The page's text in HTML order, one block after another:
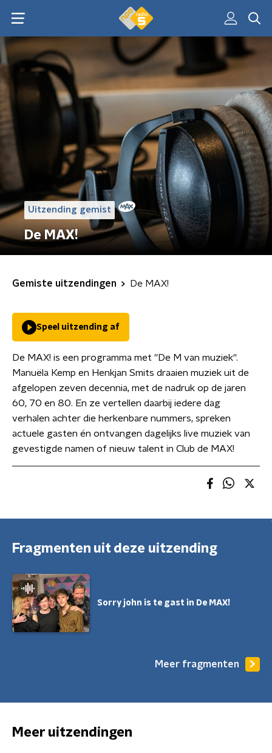
Uitzending gemist
De MAX!
Gemiste uitzendingen De MAX!
Speel uitzending af
De MAX! is een programma met ''De M van muziek''.
Manuëla Kemp en Henkjan Smits draaien muziek uit de
afgelopen zeven decennia, met de nadruk op de jaren
60, 70 en 80. En ze vertellen daarbij iedere dag
verhalen achter die herkenbare nummers, spreken
actuele gasten én ontvangen dagelijks live muziek van
gevestigde namen of nieuw talent in Club de MAX!
Fragmenten uit deze uitzending
Sorry john is te gast in De MAX!
Meer fragmenten
Meer uitzendingen